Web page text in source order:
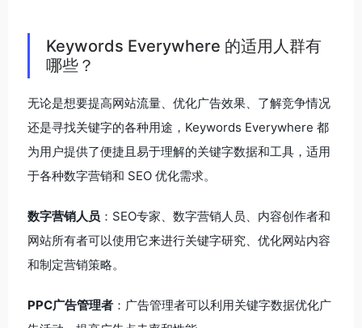
Keywords Everywhere 的适用人群有
哪些？
无论是想要提高网站流量、优化广告效果、了解竞争情况
还是寻找关键字的各种用途，Keywords Everywhere 都
为用户提供了便捷且易于理解的关键字数据和工具，适用
于各种数字营销和 SEO 优化需求。
数字营销人员 ：SEO专家、数字营销人员、内容创作者和
网站所有者可以使用它来进行关键字研究、优化网站内容
和制定营销策略。
PPC广告管理者 ：广告管理者可以利用关键字数据优化广